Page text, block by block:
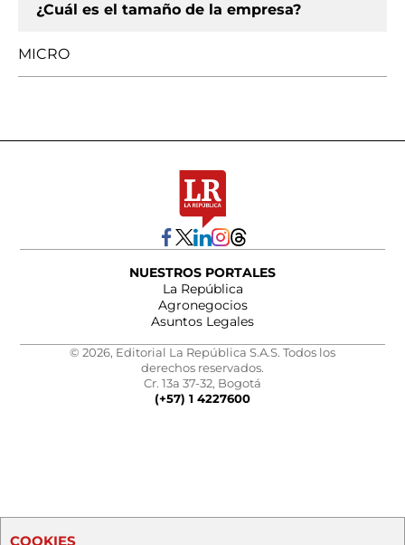
¿Cuál es el tamaño de la empresa?
MICRO
NUESTROS PORTALES
La República
Agronegocios
Asuntos Legales
© 2026, Editorial La República S.A.S. Todos los
derechos reservados.
Cr. 13a 37-32, Bogotá
(+57) 1 4227600
COOKIES